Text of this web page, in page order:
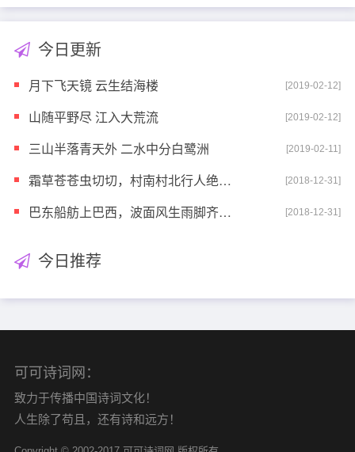
今日更新
月下飞天镜 云生结海楼 [2019-02-12]
山随平野尽 江入大荒流 [2019-02-12]
三山半落青天外 二水中分白鹭洲 [2019-02-11]
霜草苍苍虫切切，村南村北行人绝。独出前门望野田，月 [2018-12-31]
巴东船舫上巴西，波面风生雨脚齐；水蓼冷花红簇簇，江 [2018-12-31]
今日推荐
可可诗词网：
致力于传播中国诗词文化！
人生除了苟且，还有诗和远方！